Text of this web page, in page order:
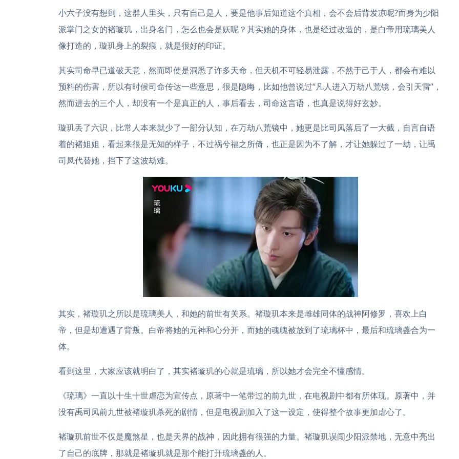
小六子没有想到，这群人里头，只有自己是人，要是他事后知道这个真相，会不会后背发凉呢?而身为少阳
派掌门之女的褚璇玑，出身名门，怎么也会是妖呢？其实她的身体，也是经过改造的，是白帝用琉璃美人
像打造的，璇玑身上的裂痕，就是很好的印证。
其实司命早已道破天意，然而即使是洞悉了许多天命，但天机不可轻易泄露，不然于己于人，都会有难以
预料的伤害，所以有时候司命传达一些意思，很是隐晦，比如他曾说过“凡人进入万劫八荒镜，会引天雷”，
然而进去的三个人，却没有一个是真正的人，事后看去，司命这言语，也真是说得好玄妙。
璇玑丢了六识，比常人本来就少了一部分认知，在万劫八荒镜中，她更是比司凤落后了一大截，自言自语
着的褚姐姐，看起来很是无知的样子，不过祸兮福之所倚，也正是因为不了解，才让她躲过了一劫，让禹
司凤代替她，挡下了这波劫难。
其实，褚璇玑之所以是琉璃美人，和她的前世有关系。褚璇玑本来是雌雄同体的战神阿修罗，喜欢上白
帝，但是却遭遇了背叛。白帝将她的元神和心分开，而她的魂魄被放到了琉璃杯中，最后和琉璃盏合为一
体。
看到这里，大家应该就明白了，其实褚璇玑的心就是琉璃，所以她才会完全不懂感情。
《琉璃》一直以十生十世虐恋为宣传点，原著中一笔带过的前九世，在电视剧中都有所体现。原著中，并
没有禹司凤前九世被褚璇玑杀死的剧情，但是电视剧加入了这一设定，使得整个故事更加虐心了。
褚璇玑前世不仅是魔煞星，也是天界的战神，因此拥有很强的力量。褚璇玑误闯少阳派禁地，无意中亮出
了自己的底牌，那就是褚璇玑就是那个能打开琉璃盏的人。